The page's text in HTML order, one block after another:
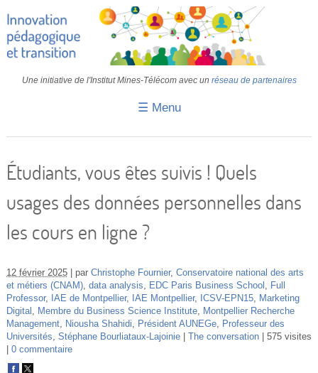
Une initiative de l'Institut Mines-Télécom avec un réseau de partenaires
☰ Menu
Transition
IMT
Colloques
Vidéos
Étudiants, vous êtes suivis ! Quels
usages des données personnelles dans
les cours en ligne ?
12 février 2025 par Christophe Fournier, Conservatoire national des arts
et métiers (CNAM), data analysis EDC Paris Business School
Full
Professor, IAE de Montpellier, IAE Montpellier, ICSV-EPN15,
Marketing
Digital
Membre du Business Science Institute,
Montpellier Recherche
Management, Niousha Shahidi Président AUNEGe,
Professeur des
Universités
Stéphane Bourliataux-Lajoinie The conversation
575 visites
0 commentaire